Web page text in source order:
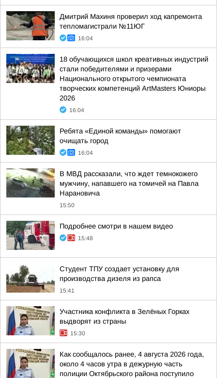
Дмитрий Махиня проверил ход капремонта
тепломагистрали №11ЮГ
16:04
18 обучающихся школ креативных индустрий
стали победителями и призерами
Национального открытого чемпионата
творческих компетенций ArtMasters Юниоры
2026
16:04
Ребята «Единой команды» помогают
очищать город
16:04
В МВД рассказали, что ждет темнокожего
мужчину, напавшего на томичей на Павла
Нарановича
15:50
Подробнее смотри в нашем видео
15:48
Студент ТПУ создает установку для
производства дизеля из рапса
15:41
Участника конфликта в Зелёных Горках
выдворят из страны
15:30
Как сообщалось ранее, 4 августа 2026 года,
около 4 часов утра в дежурную часть
полиции Октябрьского района поступило